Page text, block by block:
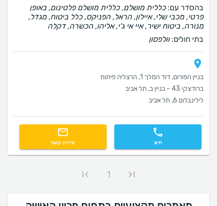
בהסדר עם:כללית מושלם, כללית מושלם פלטינום, באופן
פרטי, מכבי שלי, איילון, הראל, הפניקס, כלל ביטוח, מגדל,
מנורה, ביטוח ישיר, איי אי ג'י, אליהו, הכשרה, דקלה
בתי חולים:וולפסון
בניין הפורום, דוד המלך 1, הרצליה פיתוח
ברודצקי 43 - בניין ב, תל אביב
לילינבלום 6, תל אביב
חיוג יצירת קשר
1